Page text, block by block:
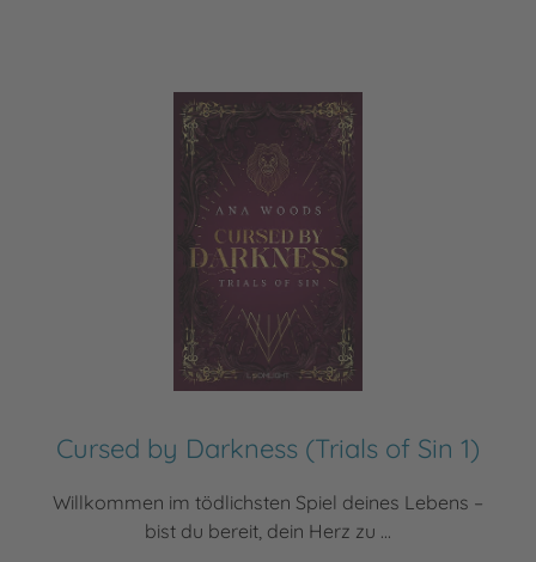
Cursed by Darkness (Trials of Sin 1)
Willkommen im tödlichsten Spiel deines Lebens –
bist du bereit, dein Herz zu ...